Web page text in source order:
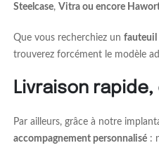
Steelcase, Vitra ou encore
Que vous recherchiez un fauteuil
trouverez forcément le modèle
Livraison
Par ailleurs, grâce à notre
accompagnement personnalisé: